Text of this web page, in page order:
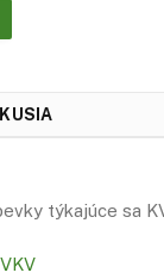
týkajúce sa